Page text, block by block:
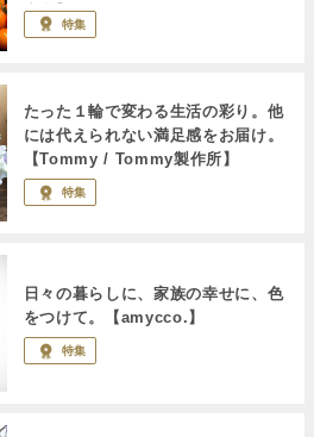
究所】
特集
たった１輪で変わる生活の彩り。他
には代えられない満足感をお届け。
【Tommy / Tommy製作所】
特集
日々の暮らしに、家族の幸せに、色
をつけて。【amycco.】
特集